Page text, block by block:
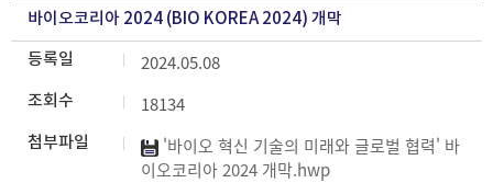
바이오코리아 2024 (BIO KOREA 2024) 개막
등록일 2024.05.08
조회수 18134
첨부파일
'바이오 혁신 기술의 미래와 글로벌 협력' 바
이오코리아 2024 개막.hwp